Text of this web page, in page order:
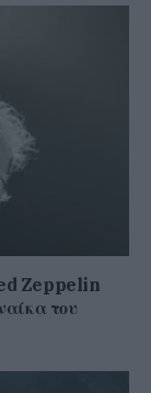
Zeppelin
του